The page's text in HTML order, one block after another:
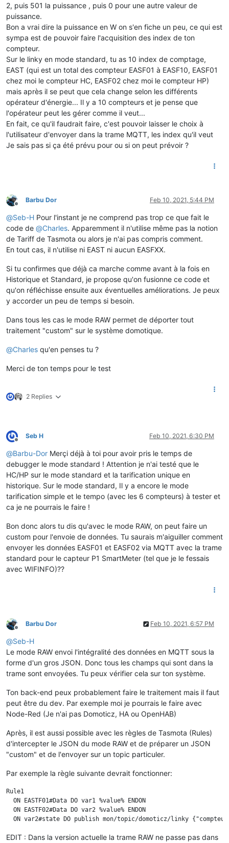
2, puis 501 la puissance , puis 0 pour une autre valeur de
puissance.
Bon a vrai dire la puissance en W on s'en fiche un peu, ce qui est
sympa est de pouvoir faire l'acquisition des index de ton
compteur.
Sur le linky en mode standard, tu as 10 index de comptage,
EAST (qui est un total des compteur EASF01 à EASF10, EASF01
chez moi le compteur HC, EASF02 chez moi le compteur HP)
mais après il se peut que cela change selon les différents
opérateur d'énergie... Il y a 10 compteurs et je pense que
l'opérateur peut les gérer comme il veut...
En fait, ce qu'il faudrait faire, c'est pouvoir laisser le choix à
l'utilisateur d'envoyer dans la trame MQTT, les index qu'il veut
Je sais pas si ça été prévu pour ou si on peut prévoir ?
Offline
Barbu Dor Feb 10, 2021, 5:44 PM
@Seb-H Pour l'instant je ne comprend pas trop ce que fait le
code de @Charles. Apparemment il n'utilise même pas la notion
de Tariff de Tasmota ou alors je n'ai pas compris comment.
En tout cas, il n'utilise ni EAST ni aucun EASFXX.
Si tu confirmes que déjà ca marche comme avant à la fois en
Historique et Standard, je propose qu'on fusionne ce code et
qu'on réfléchisse ensuite aux éventuelles améliorations. Je peux
y accorder un peu de temps si besoin.
Dans tous les cas le mode RAW permet de déporter tout
traitement "custom" sur le système domotique.
@Charles qu'en penses tu ?
Merci de ton temps pour le test
2 Replies
Offline
Seb H Feb 10, 2021, 6:30 PM
@Barbu-Dor Merçi déjà à toi pour avoir pris le temps de
debugger le mode standard ! Attention je n'ai testé que le
HC/HP sur le mode standard et la tarification unique en
historique. Sur le mode standard, Il y a encore le mode
tarification simple et le tempo (avec les 6 compteurs) à tester et
ca je ne pourrais le faire !
Bon donc alors tu dis qu'avec le mode RAW, on peut faire un
custom pour l'envoie de données. Tu saurais m'aiguiller comment
envoyer les données EASF01 et EASF02 via MQTT avec la trame
standard pour le capteur P1 SmartMeter (tel que je le fessais
avec WIFINFO)??
Offline
Barbu Dor Feb 10, 2021, 6:57 PM
@Seb-H
Le mode RAW envoi l'intégralité des données en MQTT sous la
forme d'un gros JSON. Donc tous les champs qui sont dans la
trame sont envoyées. Tu peux vérifier cela sur ton système.
Ton back-end peux probablement faire le traitement mais il faut
peut être du dev. Par exemple moi je pourrais le faire avec
Node-Red (Je n'ai pas Domoticz, HA ou OpenHAB)
Après, il est aussi possible avec les règles de Tasmota (Rules)
d'intercepter le JSON du mode RAW et de préparer un JSON
"custom" et de l'envoyer sur un topic particuler.
Par exemple la règle suivante devrait fonctionner:
Rule1
  ON EASTF01#Data DO var1 %value% ENDON
  ON EASTF02#Data DO var2 %value% ENDON
EDIT : Dans la version actuelle la trame RAW ne passe pas dans